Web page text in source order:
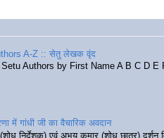
A-Z :: सेतु लेखक वृंद
Setu Authors by First Name A B C D
में गांधी जी का वैचारिक अवदान
निर्देशक) एवं अभय कुमार (शोध छात्र) दर्शन